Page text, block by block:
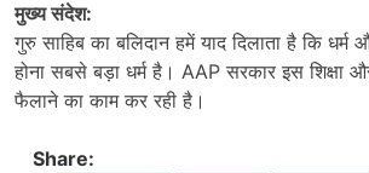
मुख्य संदेश:
गुरु साहिब का बलिदान हमें याद दिलाता है कि
होना सबसे बड़ा धर्म है। AAP सरकार इस शिक्षा
फैलाने का काम कर रही है।
Share: